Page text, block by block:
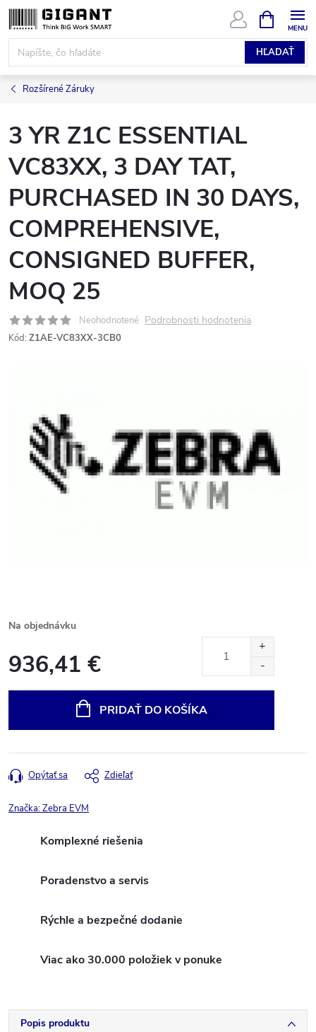
Prejsť
na
obsah
HĽADAŤ
KOŠÍK
Rozšírené Záruky
3 YR Z1C ESSENTIAL
VC83XX, 3 DAY TAT,
PURCHASED IN 30 DAYS,
COMPREHENSIVE,
CONSIGNED BUFFER,
MOQ 25
Neohodnotené Podrobnosti hodnotenia
Kód: Z1AE-VC83XX-3CB0
Na objednávku
936,41 €
PRIDAŤ DO KOŠÍKA
Opýtať sa Zdieľať
Značka:Zebra EVM
Komplexné riešenia
Poradenstvo a servis
Rýchle a bezpečné dodanie
Viac ako 30.000 položiek v ponuke
Popis produktu